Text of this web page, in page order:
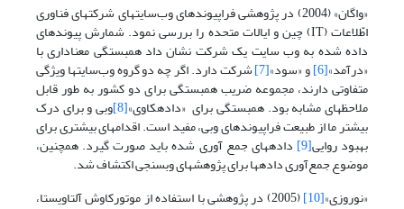
«واگان» (2004) در پژوهشی فراپیوندهای وب‌سایتهای شرکتهای فنا­وری
اطّلاعات (IT) چین و ایالات متحده را بررسی نمود. شمارش پیوندهای
داده شده به وب سایت یک شرکت نشان داد همبستگی معناداری با
«درآمد»[6] و «سود»[7] شرکت دارد. اگر چه دو گروه وب‌سایتها ویژگی
متفاوتی دارند، مجموعه ضریب همبستگی برای دو کشور به طور قابل
ملاحظه­ای مشابه بود. همبستگی برای «داده­کاوی»[8] وبی و برای درک
بیشتر ما از طبیعت فراپیوندهای وبی، مفید است. اقدامهای بیشتری برای
بهبود روایی[9] داده­های جمع آوری شده باید صورت گیرد. همچنین،
موضوع جمع‌آوری داده­ها برای پژوهشهای وب­سنجی اکتشاف شد.
«نوروزی»[10] (2005) در پژوهشی با استفاده از موتورکاوش آلتاویستا،